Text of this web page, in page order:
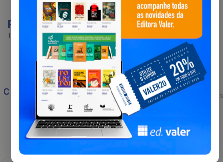
R$ 96,00
12 R$ 9,88
música dos trabalhadores
migrantes no Amazonas
R$ 179,00
12
COLEÇÕES Ver todos